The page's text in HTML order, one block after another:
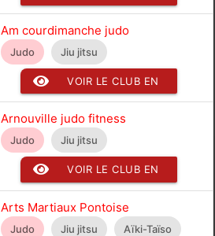
DÉTAIL
Am courdimanche judo
Judo Jiu jitsu
VOIR LE CLUB EN
DÉTAIL
Arnouville judo fitness
Judo Jiu jitsu
VOIR LE CLUB EN
DÉTAIL
Arts Martiaux Pontoise
Judo Jiu jitsu Aïki-Taïso